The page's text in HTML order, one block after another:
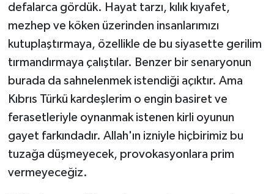
defalarca gördük. Hayat tarzı, kılık kıyafet,
mezhep ve köken üzerinden insanlarımızı
kutuplaştırmaya, özellikle de bu siyasette gerilim
tırmandırmaya çalıştılar. Benzer bir senaryonun
burada da sahnelenmek istendiği açıktır. Ama
Kıbrıs Türkü kardeşlerim o engin basiret ve
ferasetleriyle oynanmak istenen kirli oyunun
gayet farkındadır. Allah'ın izniyle hiçbirimiz bu
tuzağa düşmeyecek, provokasyonlara prim
vermeyeceğiz.